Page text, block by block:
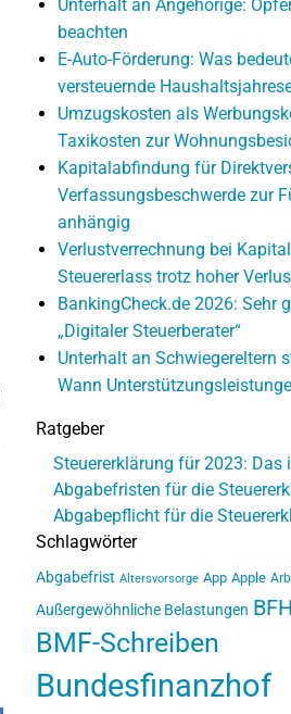
Unterhalt an Angehörige:
beachten
E-Auto-Förderung: Was
versteuernde
Umzugskosten als
Taxikosten zur
Kapitalabfindung für
Verfassungsbeschwerde zur
anhängig
Verlustverrechnung bei
Steuererlass trotz hoher
BankingCheck.de 2026: Sehr
„Digitaler Steuerberater“
Unterhalt an Schwiegereltern
Wann
Ratgeber
Steuererklärung für 2023: Das
Abgabefristen für die
Abgabepflicht für die
Schlagwörter
Abgabefrist Altersvorsorge App Apple
Außergewöhnliche Belastungen BFH
BMF-Schreiben
Bundesfinanzhof